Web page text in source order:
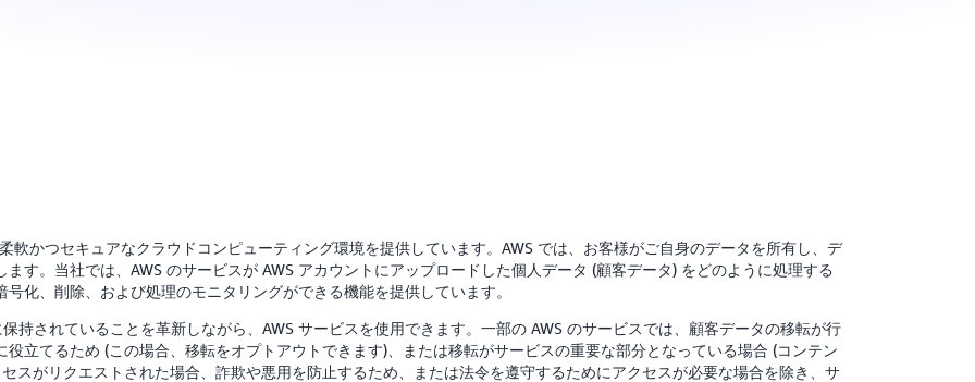
軟かつセキュアなクラウドコンピューティング環境を提供しています。AWS では、お客様がご自身のデータを所有し、デ
す。当社では、AWS のサービスが AWS アカウントにアップロードした個人データ (顧客データ) をどのように処理する
化、削除、および処理のモニタリングができる機能を提供しています。
持されていることを革新しながら、AWS サービスを使用できます。一部の AWS のサービスでは、顧客データの移転が行
立てるため (この場合、移転をオプトアウトできます)、または移転がサービスの重要な部分となっている場合 (コンテン
スがリクエストされた場合、詐欺や悪用を防止するため、または法令を遵守するためにアクセスが必要な場合を除き、サ